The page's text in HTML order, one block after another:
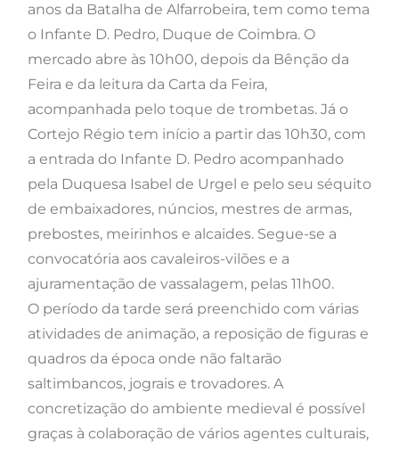
anos da Batalha de Alfarrobeira, tem como tema
o Infante D. Pedro, Duque de Coimbra. O
mercado abre às 10h00, depois da Bênção da
Feira e da leitura da Carta da Feira,
acompanhada pelo toque de trombetas. Já o
Cortejo Régio tem início a partir das 10h30, com
a entrada do Infante D. Pedro acompanhado
pela Duquesa Isabel de Urgel e pelo seu séquito
de embaixadores, núncios, mestres de armas,
prebostes, meirinhos e alcaides. Segue-se a
convocatória aos cavaleiros-vilões e a
ajuramentação de vassalagem, pelas 11h00.
O período da tarde será preenchido com várias
atividades de animação, a reposição de figuras e
quadros da época onde não faltarão
saltimbancos, jograis e trovadores. A
concretização do ambiente medieval é possível
graças à colaboração de vários agentes culturais,